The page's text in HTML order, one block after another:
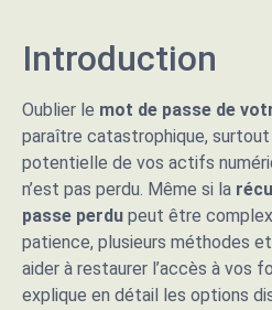
Introduction
Oublier le mot de passe de
paraître catastrophique,
potentielle de vos actifs
n’est pas perdu. Même si la
passe perdu peut être
patience, plusieurs méthodes
aider à restaurer l’accès à vos
explique en détail les options